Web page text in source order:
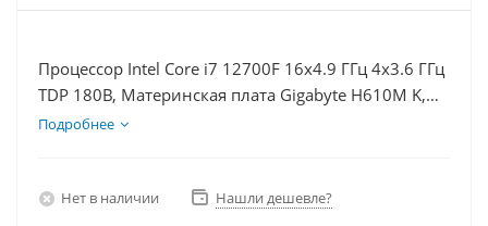
Процессор Intel Core i7 12700F 16x4.9 ГГц 4x3.6 ГГц
TDP 180В, Материнская плата Gigabyte H610M K,
Видеокарта RX 7900XT 20Гб, Память DDR4 16Gb,
Подробнее
Нет в наличии Нашли дешевле?